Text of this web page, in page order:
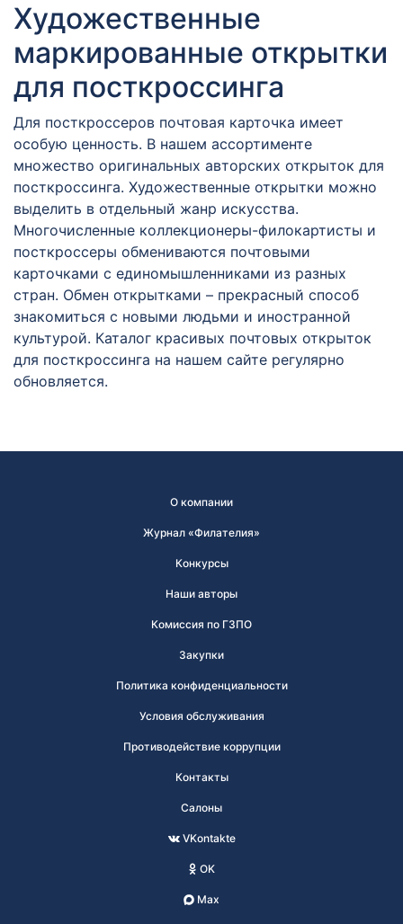
Художественные
маркированные открытки
для посткроссинга
Для посткроссеров почтовая карточка имеет
особую ценность. В нашем ассортименте
множество оригинальных авторских открыток для
посткроссинга. Художественные открытки можно
выделить в отдельный жанр искусства.
Многочисленные коллекционеры-филокартисты и
посткроссеры обмениваются почтовыми
карточками с единомышленниками из разных
стран. Обмен открытками – прекрасный способ
знакомиться с новыми людьми и иностранной
культурой. Каталог красивых почтовых открыток
для посткроссинга на нашем сайте регулярно
обновляется.
О компании
Журнал «Филателия»
Конкурсы
Наши авторы
Комиссия по ГЗПО
Закупки
Политика конфиденциальности
Условия обслуживания
Противодействие коррупции
Контакты
Салоны
VKontakte
OK
Max